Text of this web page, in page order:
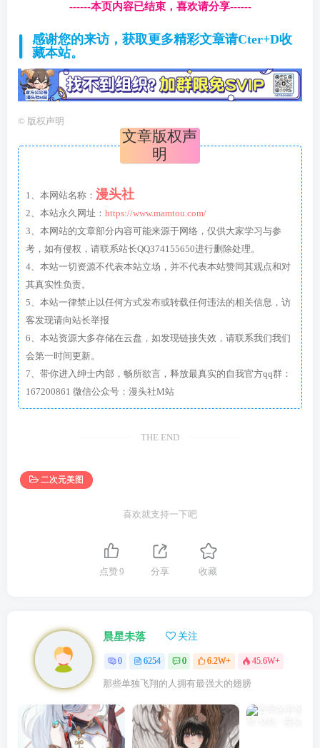
------本页内容已结束，喜欢请分享------
感谢您的来访，获取更多精彩文章请Cter+D收
藏本站。
© 版权声明
文章版权声
明
1、本网站名称： 漫头社
2、本站永久网址： https://www.mamtou.com/
3、本网站的文章部分内容可能来源于网络，仅供大家学习与参
考，如有侵权，请联系站长QQ374155650进行删除处理。
4、本站一切资源不代表本站立场，并不代表本站赞同其观点和对
其真实性负责。
5、本站一律禁止以任何方式发布或转载任何违法的相关信息，访
客发现请向站长举报
6、本站资源大多存储在云盘，如发现链接失效，请联系我们我们
会第一时间更新。
7、带你进入绅士内部，畅所欲言，释放最真实的自我官方qq群：
167200861 微信公众号：漫头社M站
THE END
二次元美图
喜欢就支持一下吧
点赞9 分享 收藏
晨星未落 关注
0 6254 0 6.2W+ 45.6W+
那些单独飞翔的人拥有最强大的翅膀